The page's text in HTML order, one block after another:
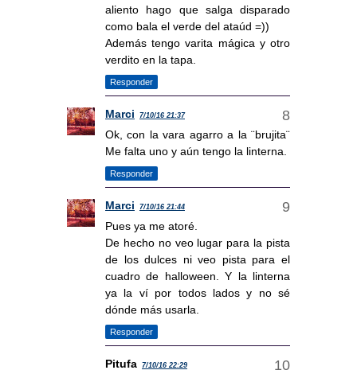
aliento hago que salga disparado
como bala el verde del ataúd =))
Además tengo varita mágica y otro
verdito en la tapa.
Responder
Marci 7/10/16 21:37
Ok, con la vara agarro a la ¨brujita¨
Me falta uno y aún tengo la linterna.
Responder
Marci 7/10/16 21:44
Pues ya me atoré.
De hecho no veo lugar para la pista
de los dulces ni veo pista para el
cuadro de halloween. Y la linterna
ya la ví por todos lados y no sé
dónde más usarla.
Responder
Pitufa 7/10/16 22:29